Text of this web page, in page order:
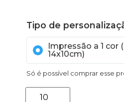
Tipo de
Impressão a 1 cor
14x10cm)
Só é possível comprar esse